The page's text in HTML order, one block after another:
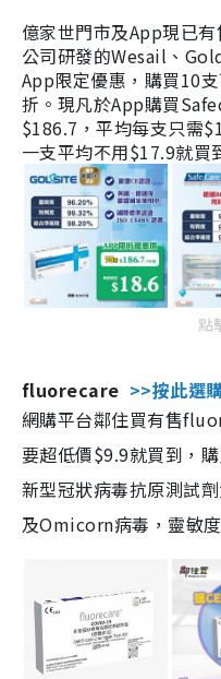
億家世門市及App現已
公司研發的Wesail、
App限定優惠，購買10
折。現凡於App購買
$186.7，平均每支只需
一支平均不用$17.9就買
點
fluorecare >>按此選
網購平台鄰住買有售
要超低價$9.9就買到，
新型冠狀病毒抗原測試
及Omicorn病毒，靈敏